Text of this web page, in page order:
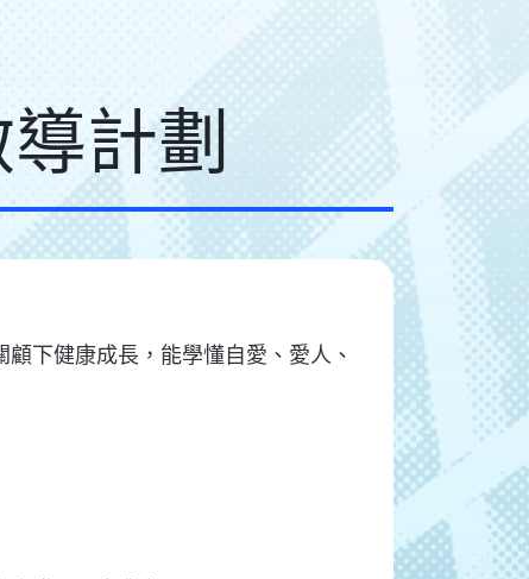
計劃
下健康成長，能學懂自愛、愛人、